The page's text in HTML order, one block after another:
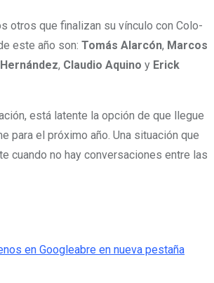
otros que finalizan su vínculo con Colo-
este año son: Tomás Alarcón, Marcos
, Claudio Aquino y Erick
está latente la opción de que llegue
para el próximo año. Una situación que
cuando no hay conversaciones entre las
en Googleabre en nueva pestaña